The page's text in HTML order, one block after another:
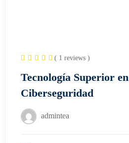
( 1 reviews )
Tecnología Superior en
Ciberseguridad
admintea